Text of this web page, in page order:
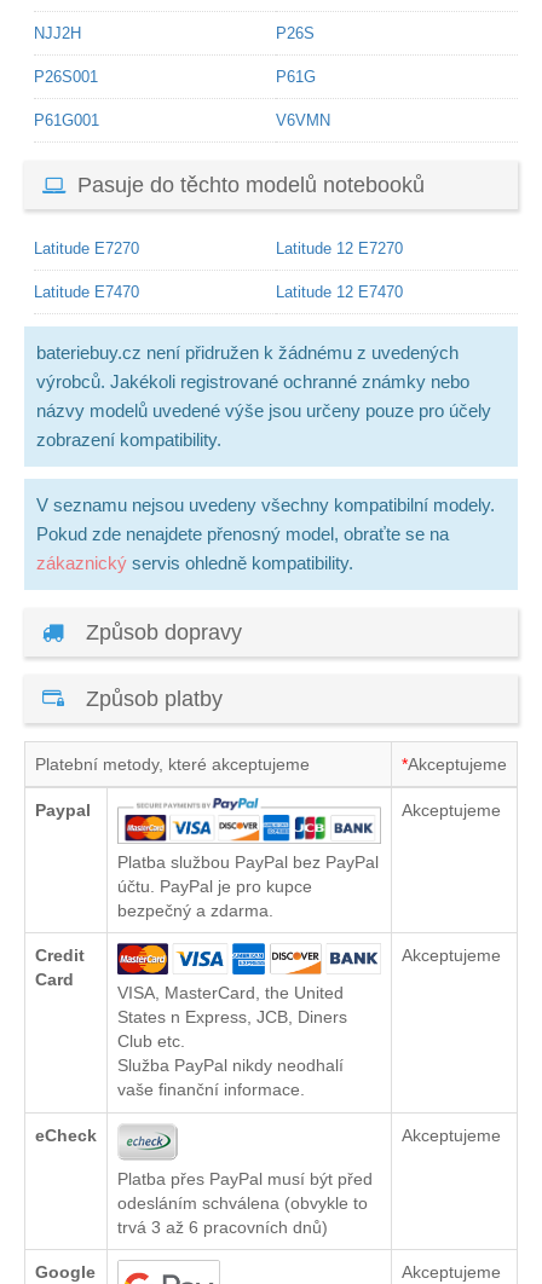
NJJ2H P26S
P26S001 P61G
P61G001 V6VMN
Pasuje do těchto modelů notebooků
Latitude E7270 Latitude 12 E7270
Latitude E7470 Latitude 12 E7470
bateriebuy.cz není přidružen k žádnému z uvedených
výrobců. Jakékoli registrované ochranné známky nebo
názvy modelů uvedené výše jsou určeny pouze pro účely
zobrazení kompatibility.
V seznamu nejsou uvedeny všechny kompatibilní modely.
Pokud zde nenajdete přenosný model, obraťte se na
zákaznický servis ohledně kompatibility.
Způsob dopravy
Způsob platby
Platební metody, které akceptujeme *Akceptujeme
Paypal
Platba službou PayPal bez PayPal
účtu. PayPal je pro kupce
bezpečný a zdarma.
Akceptujeme
Credit
Card
VISA, MasterCard, the United
States n Express, JCB, Diners
Club etc.
Služba PayPal nikdy neodhalí
vaše finanční informace.
Akceptujeme
eCheck
Platba přes PayPal musí být před
odesláním schválena (obvykle to
trvá 3 až 6 pracovních dnů)
Akceptujeme
Google
Akceptujeme